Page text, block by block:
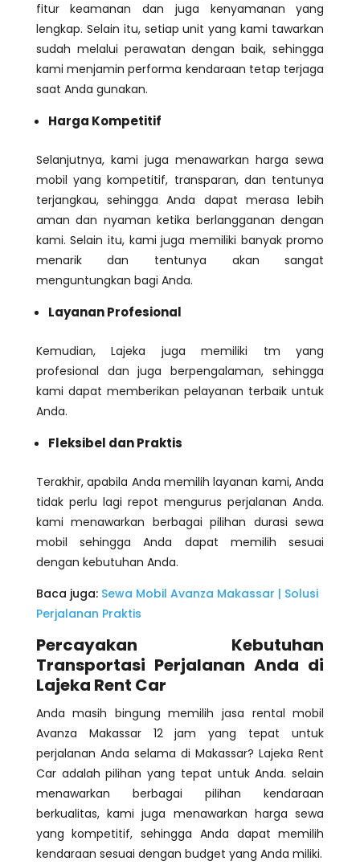
fitur keamanan dan juga kenyamanan yang
lengkap. Selain itu, setiap unit yang kami tawarkan
sudah melalui perawatan dengan baik, sehingga
kami menjamin performa kendaraan tetap terjaga
saat Anda gunakan.
Harga Kompetitif
Selanjutnya, kami juga menawarkan harga sewa
mobil yang kompetitif, transparan, dan tentunya
terjangkau, sehingga Anda dapat merasa lebih
aman dan nyaman ketika berlangganan dengan
kami. Selain itu, kami juga memiliki banyak promo
menarik dan tentunya akan sangat
menguntungkan bagi Anda.
Layanan Profesional
Kemudian, Lajeka juga memiliki tm yang
profesional dan juga berpengalaman, sehingga
kami dapat memberikan pelayanan terbaik untuk
Anda.
Fleksibel dan Praktis
Terakhir, apabila Anda memilih layanan kami, Anda
tidak perlu lagi repot mengurus perjalanan Anda.
kami menawarkan berbagai pilihan durasi sewa
mobil sehingga Anda dapat memilih sesuai
dengan kebutuhan Anda.
Baca juga: Sewa Mobil Avanza Makassar | Solusi
Perjalanan Praktis
Percayakan Kebutuhan
Transportasi Perjalanan Anda di
Lajeka Rent Car
Anda masih bingung memilih jasa rental mobil
Avanza Makassar 12 jam yang tepat untuk
perjalanan Anda selama di Makassar? Lajeka Rent
Car adalah pilihan yang tepat untuk Anda. selain
menawarkan berbagai pilihan kendaraan
berkualitas, kami juga menawarkan harga sewa
yang kompetitif, sehingga Anda dapat memilih
kendaraan sesuai dengan budget yang Anda miliki.